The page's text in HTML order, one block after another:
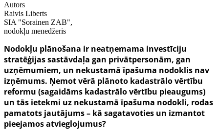
Autors
Raivis Liberts
SIA "Sorainen ZAB",
nodokļu menedžeris
Nodokļu plānošana ir neatņemama investīciju
stratēģijas sastāvdaļa gan privātpersonām, gan
uzņēmumiem, un nekustamā īpašuma nodoklis nav
izņēmums. Ņemot vērā plānoto kadastrālo vērtību
reformu (sagaidāms kadastrālo vērtību pieaugums)
un tās ietekmi uz nekustamā īpašuma nodokli, rodas
pamatots jautājums – kā sagatavoties un izmantot
pieejamos atvieglojumus?